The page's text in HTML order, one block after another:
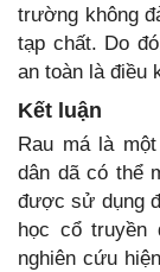
trường không
tạp chất. Do
an toàn là điều
Kết luận
Rau má là
dân dã có thể
được sử dụng
học cổ truyền
nghiên cứu